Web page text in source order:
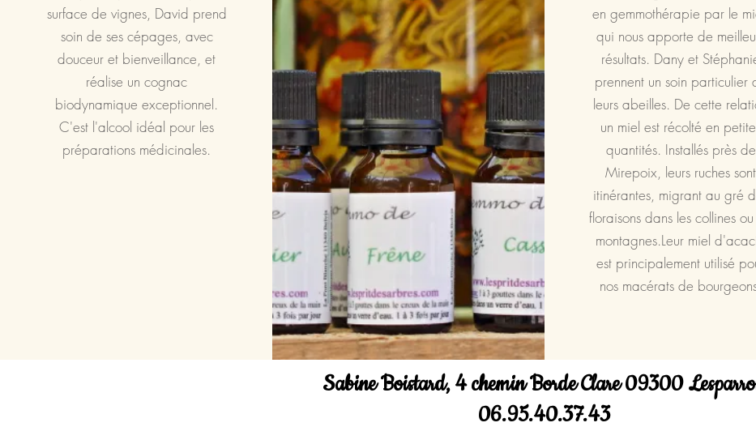
surface de vignes, David prend
soin de ses cépages, avec
douceur et bienveillance, et
réalise un cognac
biodynamique exceptionnel.
C'est l'alcool idéal pour les
préparations médicinales.
en gemmothérapie par le
qui nous apporte de
résultats. Dany et
prennent un soin particulier
leurs abeilles. De cette
un miel est récolté en
quantités. Installés près de
Mirepoix, leurs ruches sont
itinérantes, migrant au gré
floraisons dans les collines
montagnes.Leur miel
est principalement utilisé
nos macérats de
Sabine Boistard, 4 chemin Borde Clare 09300
06.95.40.37.43